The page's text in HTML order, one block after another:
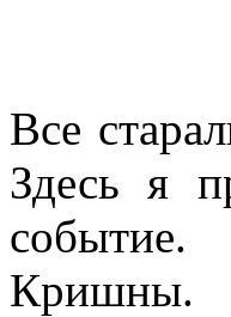
Все
Здесь я
Кришны.